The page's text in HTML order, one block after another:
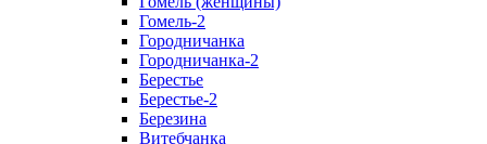
Гомель-2
Городничанка
Городничанка-2
Берестье
Берестье-2
Березина
Витебчанка